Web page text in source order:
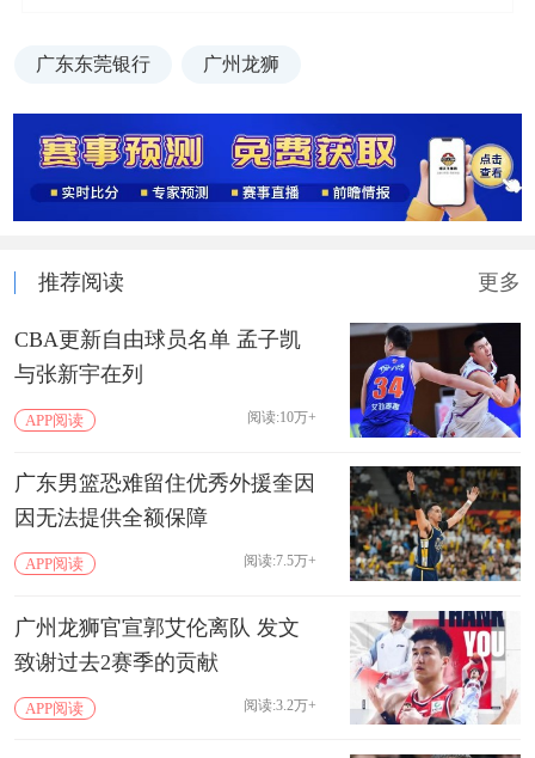
广东东莞银行 广州龙狮
推荐阅读 更多
CBA更新自由球员名单 孟子凯
与张新宇在列
APP阅读 阅读:10万+
广东男篮恐难留住优秀外援奎因
因无法提供全额保障
APP阅读 阅读:7.5万+
广州龙狮官宣郭艾伦离队 发文
致谢过去2赛季的贡献
APP阅读 阅读:3.2万+